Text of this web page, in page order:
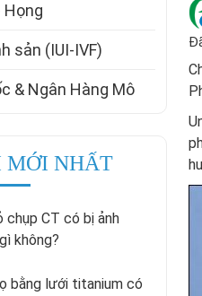
Họng
sản (IUI-IVF)
& Ngân Hàng Mô
MỚI NHẤT
chụp CT có bị ảnh
không?
bằng lưới titanium có